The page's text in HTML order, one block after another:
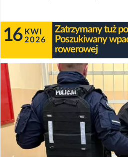
16 KWI
2026
Zatrzymany tuż
Poszukiwany
rowerowej